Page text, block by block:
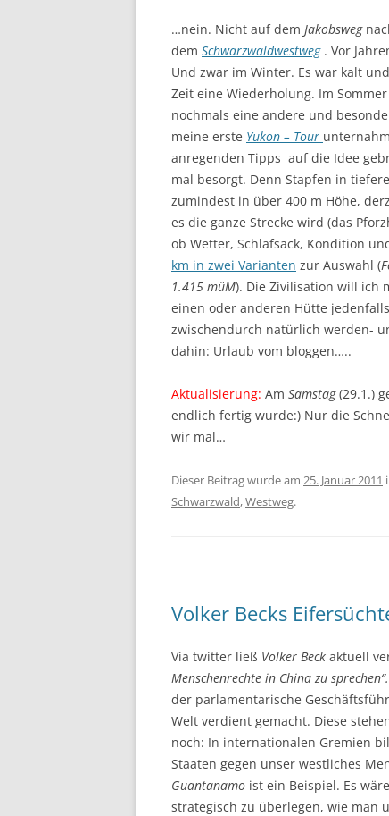
…nein. Nicht auf dem Jakobsweg
dem Schwarzwaldwestweg. Vor
Und zwar im Winter. Es war kalt
Zeit eine Wiederholung. Im
nochmals eine andere und
meine erste Yukon – Tour
anregenden Tipps auf die Idee
mal besorgt. Denn Stapfen in
zumindest in über 400 m Höhe,
es die ganze Strecke wird (das
ob Wetter, Schlafsack, Kondition
km in zwei Varianten zur Auswahl (
1.415 müM). Die Zivilisation will ich
einen oder anderen Hütte
zwischendurch natürlich werden-
dahin: Urlaub vom bloggen…..
Aktualisierung: Am Samstag(29.1.)
endlich fertig wurde:) Nur die
wir mal…
Dieser Beitrag wurde am 25. Januar 2011
Schwarzwald,Westweg.
Volker Becks
Via twitter ließ Volker Beck aktuell
Menschenrechte in China zu sprechen“.
der parlamentarische
Welt verdient gemacht. Diese
noch: In internationalen Gremien
Staaten gegen unser westliches
Guantanamo ist ein Beispiel. Es
strategisch zu überlegen, wie man